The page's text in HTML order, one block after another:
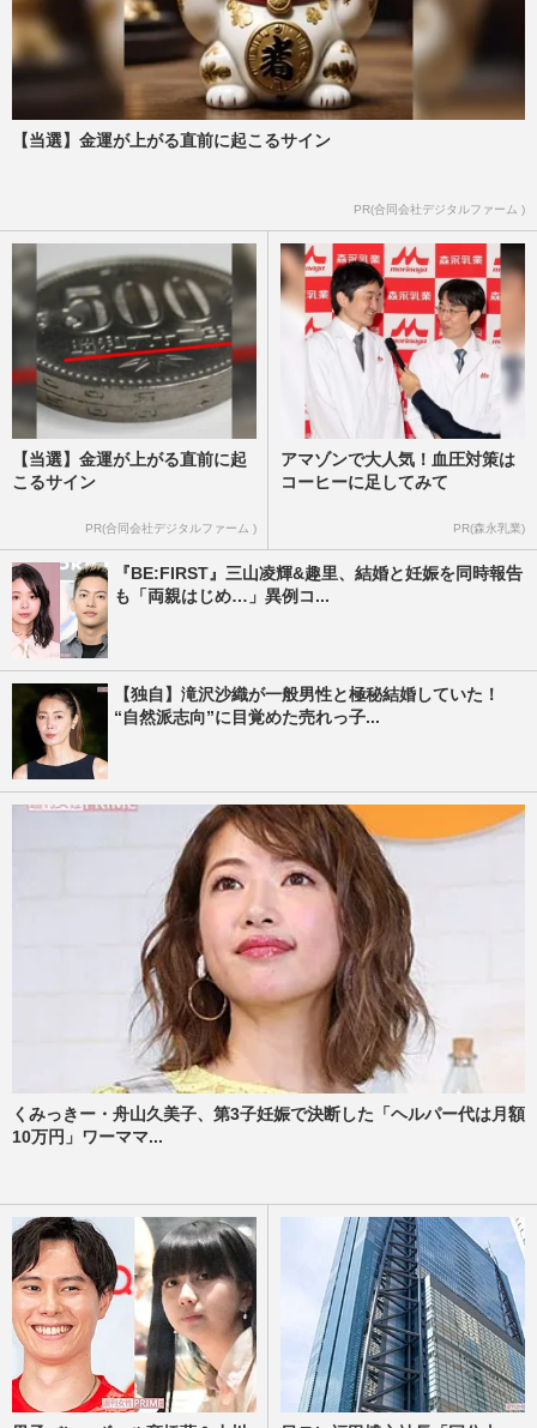
【当選】金運が上がる直前に起こるサイン
PR(合同会社デジタルファーム )
【当選】金運が上がる直前に起
こるサイン
PR(合同会社デジタルファーム )
アマゾンで大人気！血圧対策は
コーヒーに足してみて
PR(森永乳業)
『BE:FIRST』三山凌輝&趣里、結婚と妊娠を同時報告
も「両親はじめ…」異例コ...
【独自】滝沢沙織が一般男性と極秘結婚していた！
“自然派志向”に目覚めた売れっ子...
くみっきー・舟山久美子、第3子妊娠で決断した「ヘルパー代は月額
10万円」ワーママ...